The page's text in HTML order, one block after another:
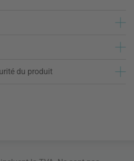
du produit